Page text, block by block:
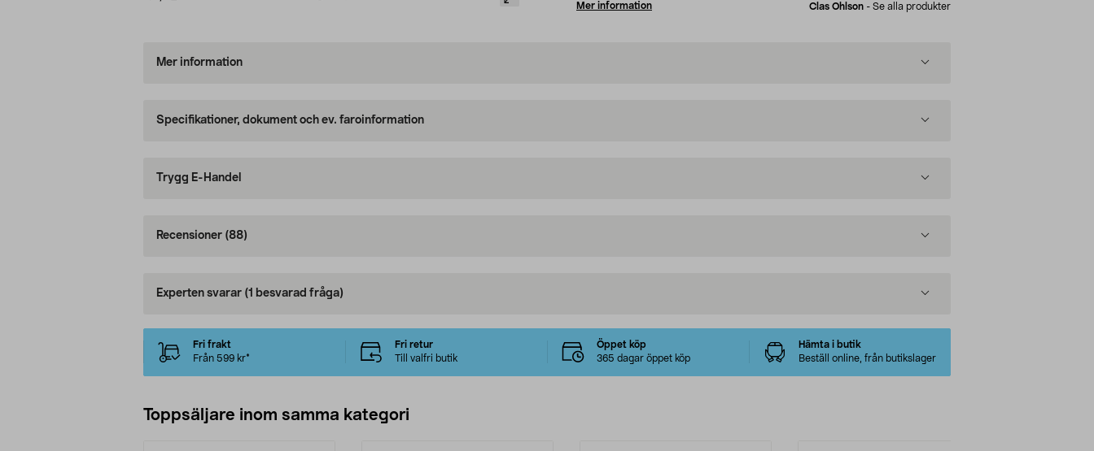
Mer information Clas Ohlson - Se alla produkter
Mer information
Specifikationer, dokument och ev. faroinformation
Trygg E-Handel
Recensioner (88)
Experten svarar (1 besvarad fråga)
Fri frakt
Från 599 kr*
Fri retur
Till valfri butik
Öppet köp
365 dagar öppet köp
Hämta i butik
Beställ online, från butikslager
Toppsäljare inom samma kategori